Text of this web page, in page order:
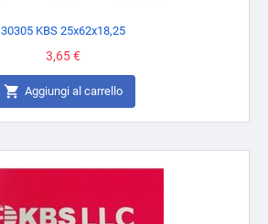
30305 KBS 25x62x18,25
Prezzo
3,65 €
 Aggiungi al carrello